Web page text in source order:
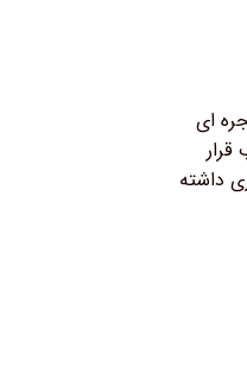
ای
داشته